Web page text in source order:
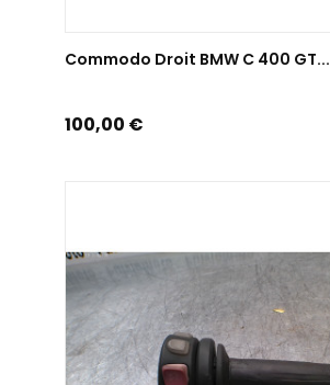
Commodo Droit BMW C 400 GT...
Prix
100,00 €